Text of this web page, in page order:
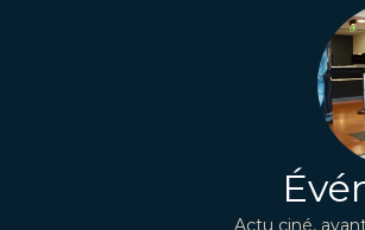
Actu ciné,